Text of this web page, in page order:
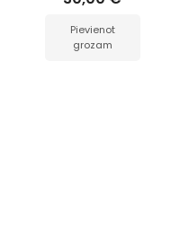
Pievienot
grozam